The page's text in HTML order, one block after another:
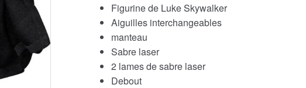
Figurine de Luke Skywalker
Aiguilles interchangeables
manteau
Sabre laser
2 lames de sabre laser
Debout